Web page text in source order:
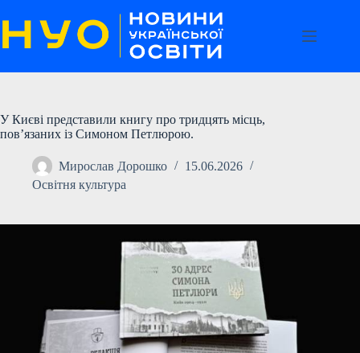
до
вмісту
У Києві представили книгу про тридцять місць,
пов’язаних із Симоном Петлюрою.
Мирослав Дорошко
15.06.2026
Освітня культура